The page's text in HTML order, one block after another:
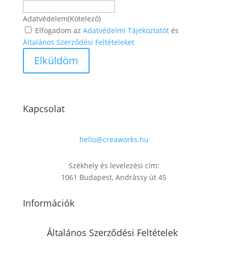
Adatvédelem(Kötelező)
Elfogadom az Adatvédelmi Tájékoztatótés
Általános Szerződési Feltételeket
Kapcsolat
hello@creaworks.hu
Székhely és levelezési cím:
1061 Budapest, Andrássy út 45
Információk
Általános Szerződési Feltételek